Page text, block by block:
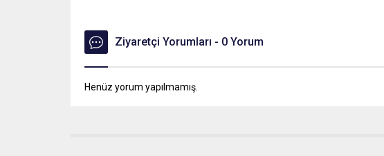
Ziyaretçi Yorumları - 0 Yorum
Henüz yorum yapılmamış.